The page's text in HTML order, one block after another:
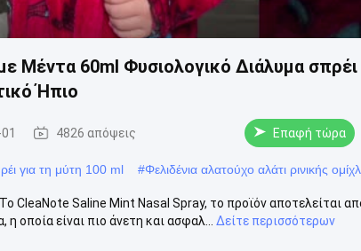
Μέντα 60ml Φυσιολογικό Διάλυμα σπρέι
Ήπιο
4826 απόψεις Επαφή τώρα
για τη μύτη 100 ml #Φελιδένια αλατούχο αλάτι ρινικής
CleaNote Saline Mint Nasal Spray, το προϊόν αποτελείται
οποία είναι πιο άνετη και ασφαλ...
Δείτε περισσότερων